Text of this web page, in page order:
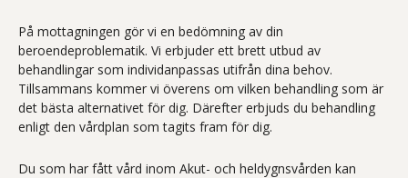
På mottagningen gör vi en bedömning av din
beroendeproblematik. Vi erbjuder ett brett utbud av
behandlingar som individanpassas utifrån dina behov.
Tillsammans kommer vi överens om vilken behandling som är
det bästa alternativet för dig. Därefter erbjuds du behandling
enligt den vårdplan som tagits fram för dig.
Du som har fått vård inom Akut- och heldygnsvården kan